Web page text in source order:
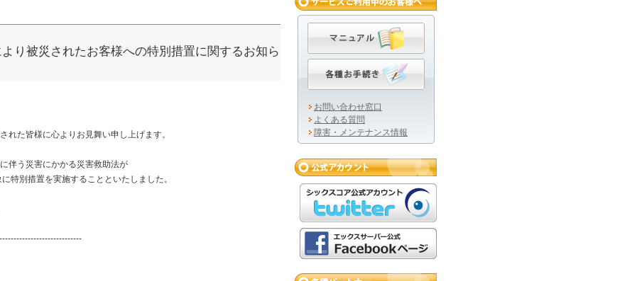
り被災されたお客様への特別措置に関するお知ら
れた皆様に心よりお見舞い申し上げます。
伴う災害にかかる災害救助法が
特別措置を実施することといたしました。
お問い合わせ窓口
よくある質問
障害・メンテナンス情報